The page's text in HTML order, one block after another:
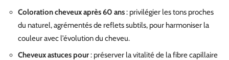
Coloration cheveux après 60 ans: privilégier les tons proches
du naturel, agrémentés de reflets subtils, pour harmoniser la
couleur avec l’évolution du cheveu.
Cheveux astuces pour: préserver la vitalité de la fibre capillaire